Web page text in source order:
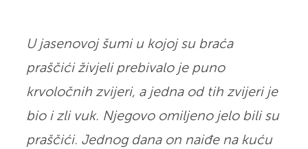
U jasenovoj šumi u kojoj su braća
praščići živjeli prebivalo je puno
krvoločnih zvijeri, a jedna od tih zvijeri je
bio i zli vuk. Njegovo omiljeno jelo bili su
praščići. Jednog dana on naiđe na kuću